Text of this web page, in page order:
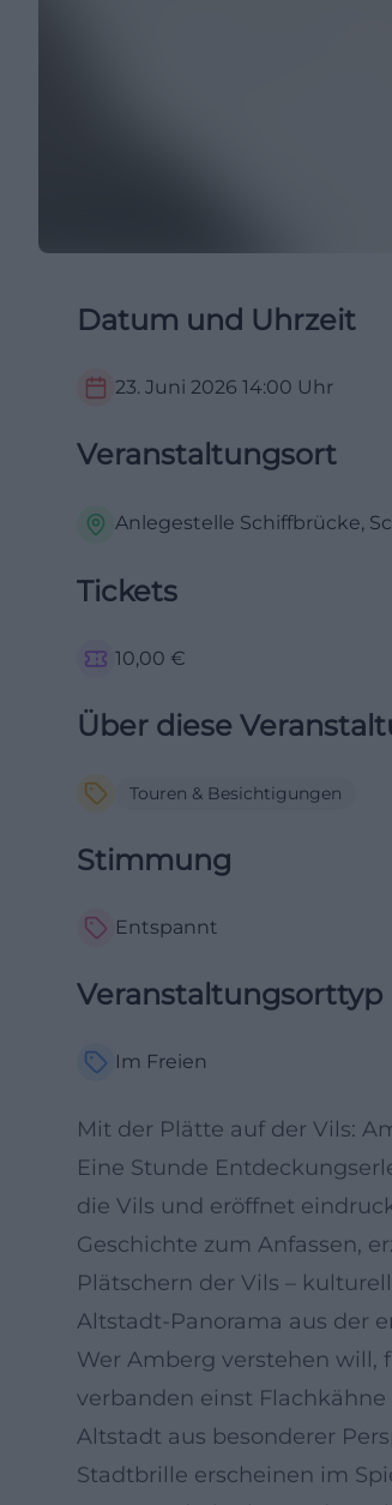
Datum und Uhrzeit
23. Juni 2026 14:00 Uhr
Veranstaltungsort
Anlegestelle Schiffbrücke,
Tickets
10,00 €
Über diese
Touren & Besichtigungen
Stimmung
Entspannt
Veranstaltungsorttyp
Im Freien
Mit der Plätte auf der Vils:
Eine Stunde
die Vils und eröffnet
Geschichte zum Anfassen,
Plätschern der Vils –
Altstadt-Panorama aus der
Wer Amberg verstehen will,
verbanden einst
Altstadt aus besonderer
Stadtbrille erscheinen im